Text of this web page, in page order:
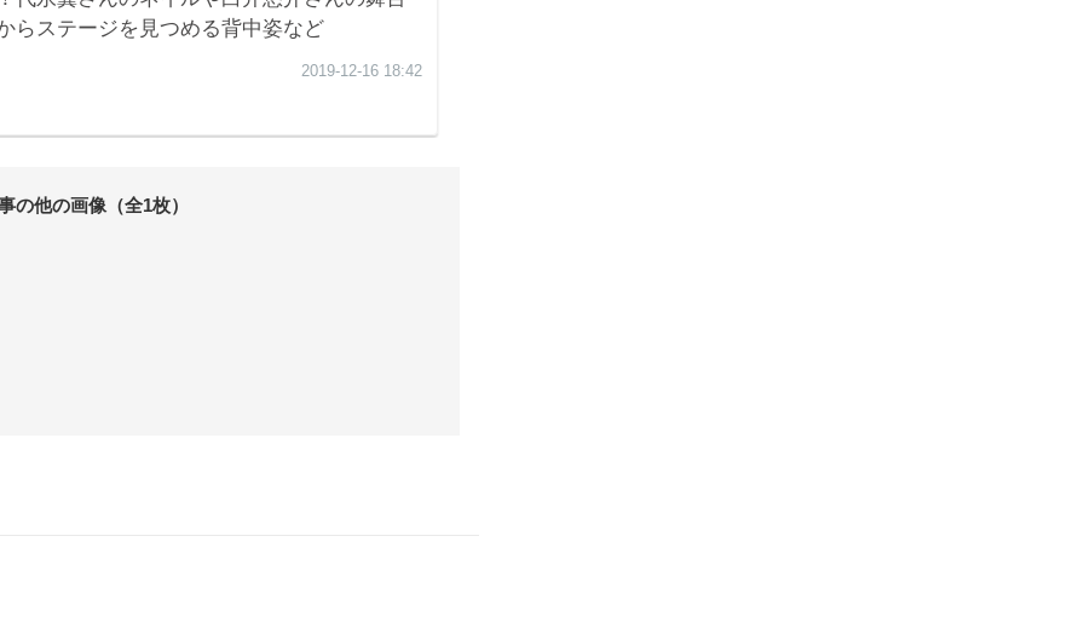
の他の画像（全1枚）